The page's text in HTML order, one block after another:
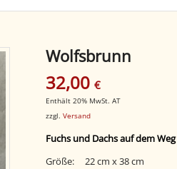
Wolfsbrunn
32,00€
Enthält 20% MwSt. AT
zzgl.Versand
Fuchs und Dachs auf dem Weg
Größe: 22 cm x 38 cm